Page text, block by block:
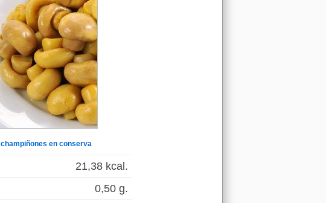
champiñones en conserva
21,38 kcal.
0,50 g.